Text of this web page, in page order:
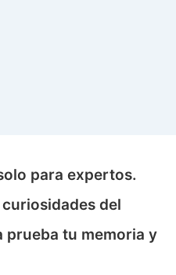
para expertos.
del
prueba tu memoria y